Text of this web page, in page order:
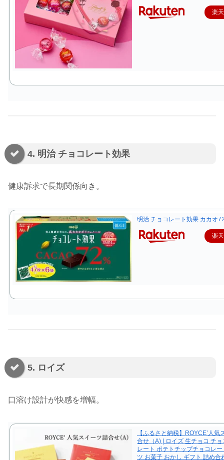
楽
4. 明治 チョコレート効果
健康訴求で長期関係向き。
明治 チョコレート効果 カカオ
楽
5. ロイズ
口溶け設計が快感を増幅。
【ふるさと納税】ROYCE’人気
合せ（A) | ロイズ 生チョコ チ
レート ポテトチップチョコレ
ツ お菓子 おかし ギフト 詰め合